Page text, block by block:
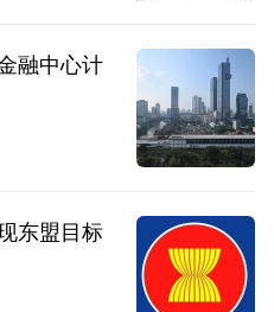
融中心计
东盟目标